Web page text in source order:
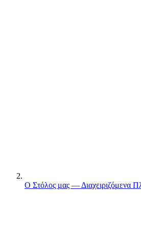
Ο Στόλος μας — Διαχειριζόμενα